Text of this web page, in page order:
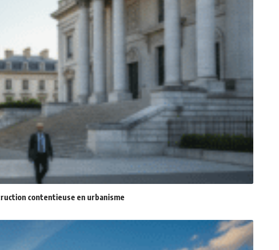
contentieuse en urbanisme